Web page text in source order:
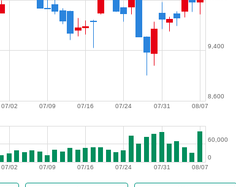
08/07
07/31
07/24
07/16
07/09
07/02
8,600
9,400
08/07
07/31
07/24
07/16
07/09
07/02
0
60,000